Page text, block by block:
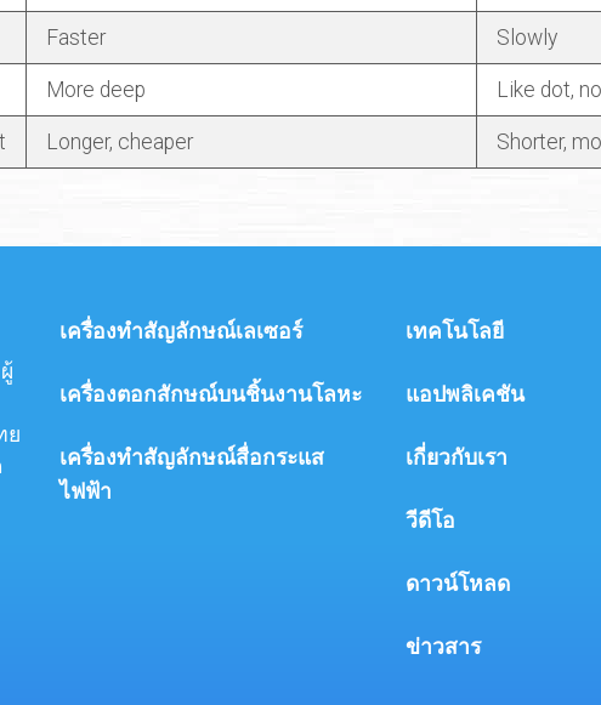
Faster Slowly
More deep Like dot,
Longer, cheaper Shorter,
ย
เครื่องทำสัญลักษณ์เลเซอร์
เครื่องตอกสักษณ์บนชิ้นงานโลหะ
เครื่องทำสัญลักษณ์สื่อกระแส
ไฟฟ้า
เทคโนโลยี
แอปพลิเคชัน
เกี่ยวกับเรา
วีดีโอ
ดาวน์โหลด
ข่าวสาร